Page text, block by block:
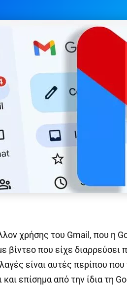
χρήσης του Gmail, που η
βίντεο που είχε διαρρεύσει
είναι αυτές περίπου
και επίσημα από την ίδια τη